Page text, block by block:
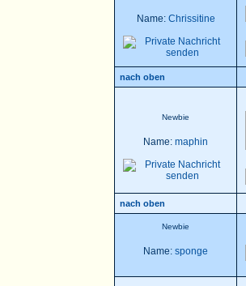
Name: Chrissitine
nach oben
Newbie
Name: maphin
nach oben
Newbie
Name: sponge